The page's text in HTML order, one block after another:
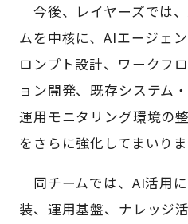
今後、レイヤーズでは
ムを中核に、AIエージェ
ロンプト設計、ワークフ
ョン開発、既存システム
運用モニタリング環境の
をさらに強化してまいりま
同チームでは、AI活用
装、運用基盤、ナレッジ